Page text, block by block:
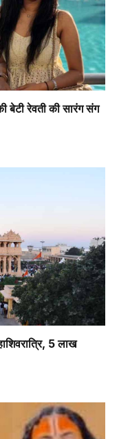
बेटी रेवती की सारंग संग
5 लाख